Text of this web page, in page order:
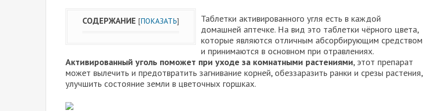
СОДЕРЖАНИЕ [ПОКАЗАТЬ]
Таблетки активированного угля есть в каждой
домашней аптечке. На вид это таблетки чёрного цвета,
которые являются отличным абсорбирующим средством
и принимаются в основном при отравлениях.
Активированный уголь поможет при уходе за комнатными растениями, этот препарат
может вылечить и предотвратить загнивание корней, обеззаразить ранки и срезы растения,
улучшить состояние земли в цветочных горшках.